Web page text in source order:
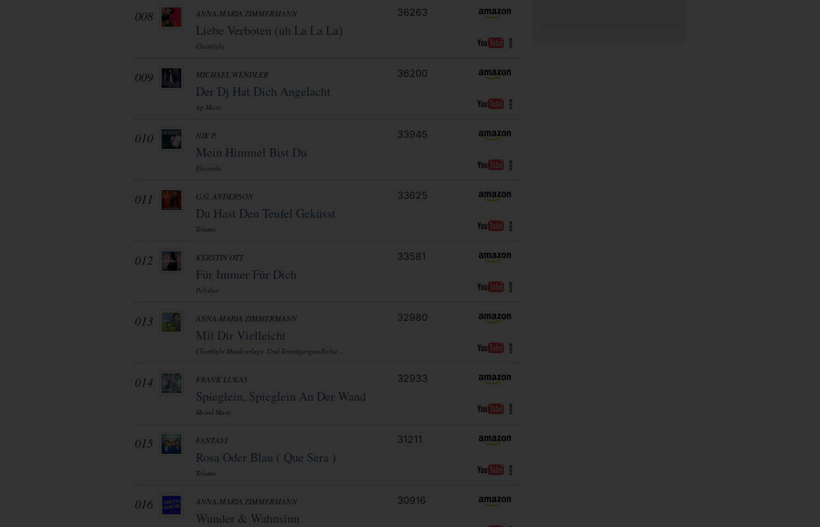
008 ANNA-MARIA ZIMMERMANN
Liebe Verboten (uh La La La)
Chartlight
36263
009 MICHAEL WENDLER
Der Dj Hat Dich Angelacht
Ap Music
36200
010 NIK P.
Mein Himmel Bist Du
Electrola
33945
011 G.G. ANDERSON
Du Hast Den Teufel Geküsst
Telamo
33625
012 KERSTIN OTT
Für Immer Für Dich
Polydor
33581
013 ANNA-MARIA ZIMMERMANN
Mit Dir Vielleicht
Chartlight Musikverlags- Und Tonträgergesellscha ...
32980
014 FRANK LUKAS
Spieglein, Spieglein An Der Wand
Meisel Music
32933
015 FANTASY
Rosa Oder Blau ( Que Sera )
Telamo
31211
016 ANNA-MARIA ZIMMERMANN
Wunder & Wahnsinn
30916